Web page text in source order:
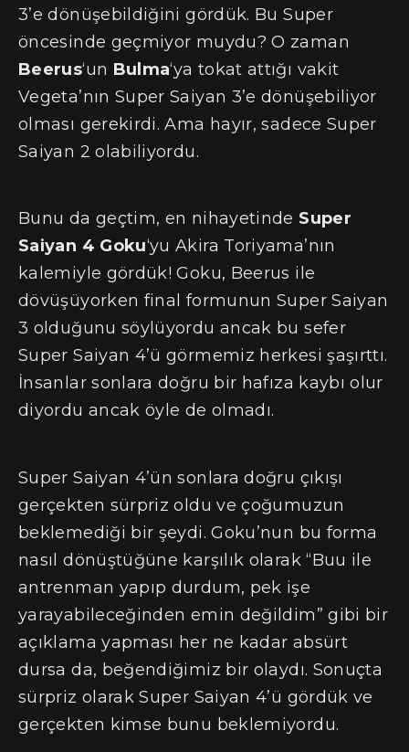
3’e dönüşebildiğini gördük. Bu Super
öncesinde geçmiyor muydu? O zaman
Beerus‘un Bulma‘ya tokat attığı vakit
Vegeta’nın Super Saiyan 3’e dönüşebiliyor
olması gerekirdi. Ama hayır, sadece Super
Saiyan 2 olabiliyordu.
Bunu da geçtim, en nihayetinde Super
Saiyan 4 Goku‘yu Akira Toriyama’nın
kalemiyle gördük! Goku, Beerus ile
dövüşüyorken final formunun Super Saiyan
3 olduğunu söylüyordu ancak bu sefer
Super Saiyan 4’ü görmemiz herkesi şaşırttı.
İnsanlar sonlara doğru bir hafıza kaybı olur
diyordu ancak öyle de olmadı.
Super Saiyan 4’ün sonlara doğru çıkışı
gerçekten sürpriz oldu ve çoğumuzun
beklemediği bir şeydi. Goku’nun bu forma
nasıl dönüştüğüne karşılık olarak “Buu ile
antrenman yapıp durdum, pek işe
yarayabileceğinden emin değildim” gibi bir
açıklama yapması her ne kadar absürt
dursa da, beğendiğimiz bir olaydı. Sonuçta
sürpriz olarak Super Saiyan 4’ü gördük ve
gerçekten kimse bunu beklemiyordu.